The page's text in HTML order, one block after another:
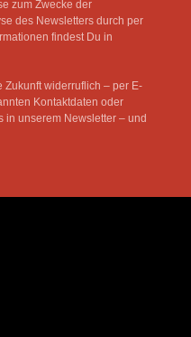
zum Zwecke der
des Newsletters durch per
findest Du in
widerruflich – per E-
Kontaktdaten oder
in unserem Newsletter – und